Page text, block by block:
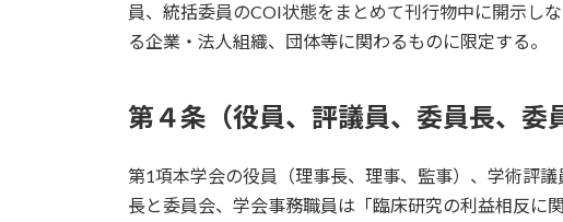
員、統括委員のCOI状態をまとめて刊行物中に開示し
る企業・法人組織、団体等に関わるものに限定する。
第４条（役員、評議員、委員長、委
第1項本学会の役員（理事長、理事、監事）、学術評
長と委員会、学会事務職員は「臨床研究の利益相反